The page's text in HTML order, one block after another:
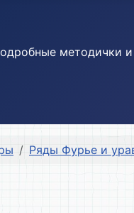
Ряды Фурье и